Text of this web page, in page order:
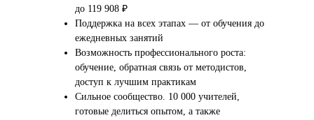
до 119 908 ₽
Поддержка на всех этапах — от обучения до
ежедневных занятий
Возможность профессионального роста:
обучение, обратная связь от методистов,
доступ к лучшим практикам
Сильное сообщество. 10 000 учителей,
готовые делиться опытом, а также
Английский язык Школьные предметы
Аудиоинтервью